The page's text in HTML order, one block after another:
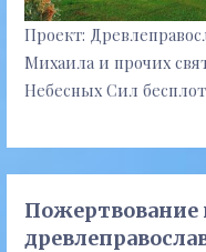
Проект:
Михаила и прочих
Небесных Сил
Пожертвование